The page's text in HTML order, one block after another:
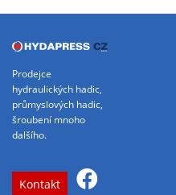
Prodejce
hydraulických hadic,
průmyslových hadic,
šroubení mnoho
dalšího.
Kontakt